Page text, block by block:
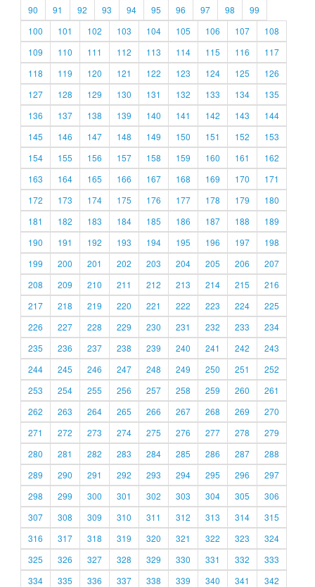
90
91 92 93 94 95 96 97 98
99
100
101 102 103 104 105 106 107
108
109
110 111 112 113 114 115 116
117
118
119 120 121 122 123 124 125
126
127
128 129 130 131 132 133 134
135
136
137 138 139 140 141 142 143
144
145
146 147 148 149 150 151 152
153
154
155 156 157 158 159 160 161
162
163
164 165 166 167 168 169 170
171
172
173 174 175 176 177 178 179
180
181
182 183 184 185 186 187 188
189
190
191 192 193 194 195 196 197
198
199
200 201 202 203 204 205 206
207
208
209 210 211 212 213 214 215
216
217
218 219 220 221 222 223 224
225
226
227 228 229 230 231 232 233
234
235
236 237 238 239 240 241 242
243
244
245 246 247 248 249 250 251
252
253
254 255 256 257 258 259 260
261
262
263 264 265 266 267 268 269
270
271
272 273 274 275 276 277 278
279
280
281 282 283 284 285 286 287
288
289
290 291 292 293 294 295 296
297
298
299 300 301 302 303 304 305
306
307
308 309 310 311 312 313 314
315
316
317 318 319 320 321 322 323
324
325
326 327 328 329 330 331 332
333
334
335 336 337 338 339 340 341 342